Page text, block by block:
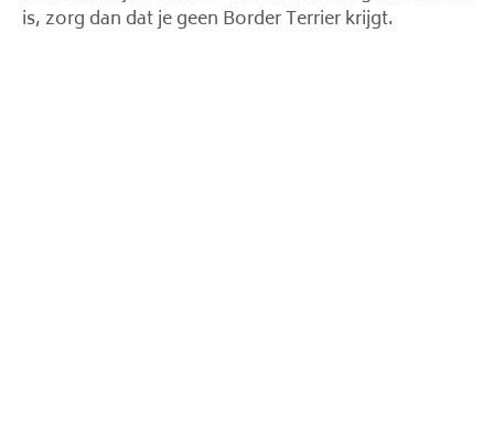
is, zorg dan dat je geen Border Terrier krijgt.